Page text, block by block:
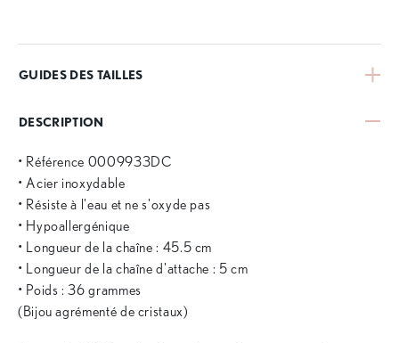
GUIDES DES TAILLES
DESCRIPTION
• Référence 0009933DC
• Acier inoxydable
• Résiste à l'eau et ne s'oxyde pas
• Hypoallergénique
• Longueur de la chaîne : 45.5 cm
• Longueur de la chaîne d'attache : 5 cm
• Poids : 36 grammes
(Bijou agrémenté de cristaux)